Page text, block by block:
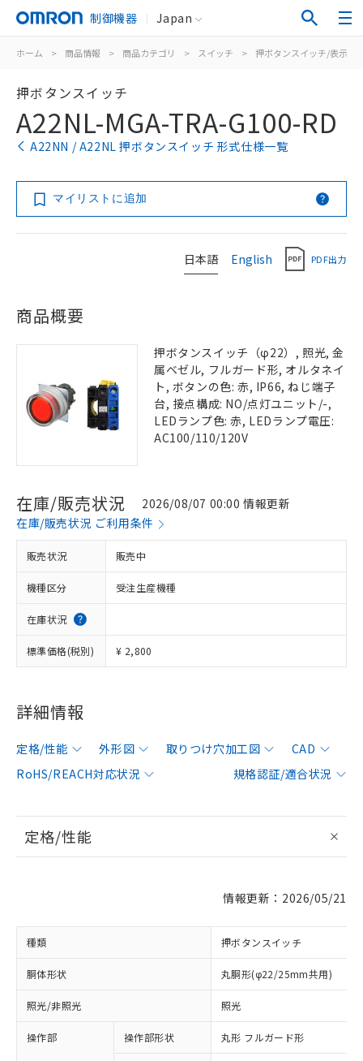
制御機器 Japan
ホーム > 商品情報 > 商品カテゴリ > スイッチ > 押ボタンスイッチ/表示灯
押ボタンスイッチ
A22NL-MGA-TRA-G100-RD
A22NN / A22NL 押ボタンスイッチ 形式仕様一覧
マイリストに追加
日本語 English PDF出力
商品概要
押ボタンスイッチ（φ22）, 照光, 金
属ベゼル, フルガード形, オルタネイ
ト, ボタンの色: 赤, IP66, ねじ端子
台, 接点構成: NO/点灯ユニット/-,
LEDランプ色: 赤, LEDランプ電圧:
AC100/110/120V
在庫/販売状況
2026/08/07 00:00 情報更新
在庫/販売状況 ご利用条件
販売状況 販売中
機種区分 受注生産機種
在庫状況
標準価格(税別) ¥ 2,800
詳細情報
定格/性能 外形図 取りつけ穴加工図
CAD
RoHS/REACH対応状況
規格認証/適合状況
定格/性能
情報更新：2026/05/21
種類 押ボタンスイッチ
胴体形状 丸胴形(φ22/25mm共用)
照光/非照光 照光
操作部 操作部形状 丸形 フルガード形